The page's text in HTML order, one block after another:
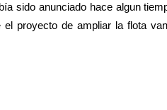
sido anunciado hace algun
el proyecto de ampliar la flota